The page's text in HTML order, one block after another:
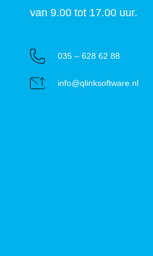
van 9.00 tot 17.00 uur.
035 – 628 62 88
info@qlinksoftware.nl